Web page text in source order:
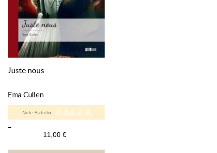
Juste nous
Ema Cullen
Note Babelio:
-
11,00 €